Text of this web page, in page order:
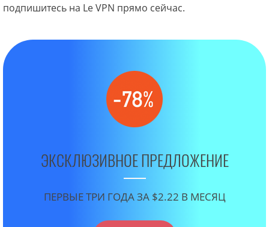
подпишитесь на Le VPN прямо сейчас.
ЭКСКЛЮЗИВНОЕ ПРЕДЛОЖЕНИЕ
ПЕРВЫЕ ТРИ ГОДА ЗА $2.22 В МЕСЯЦ